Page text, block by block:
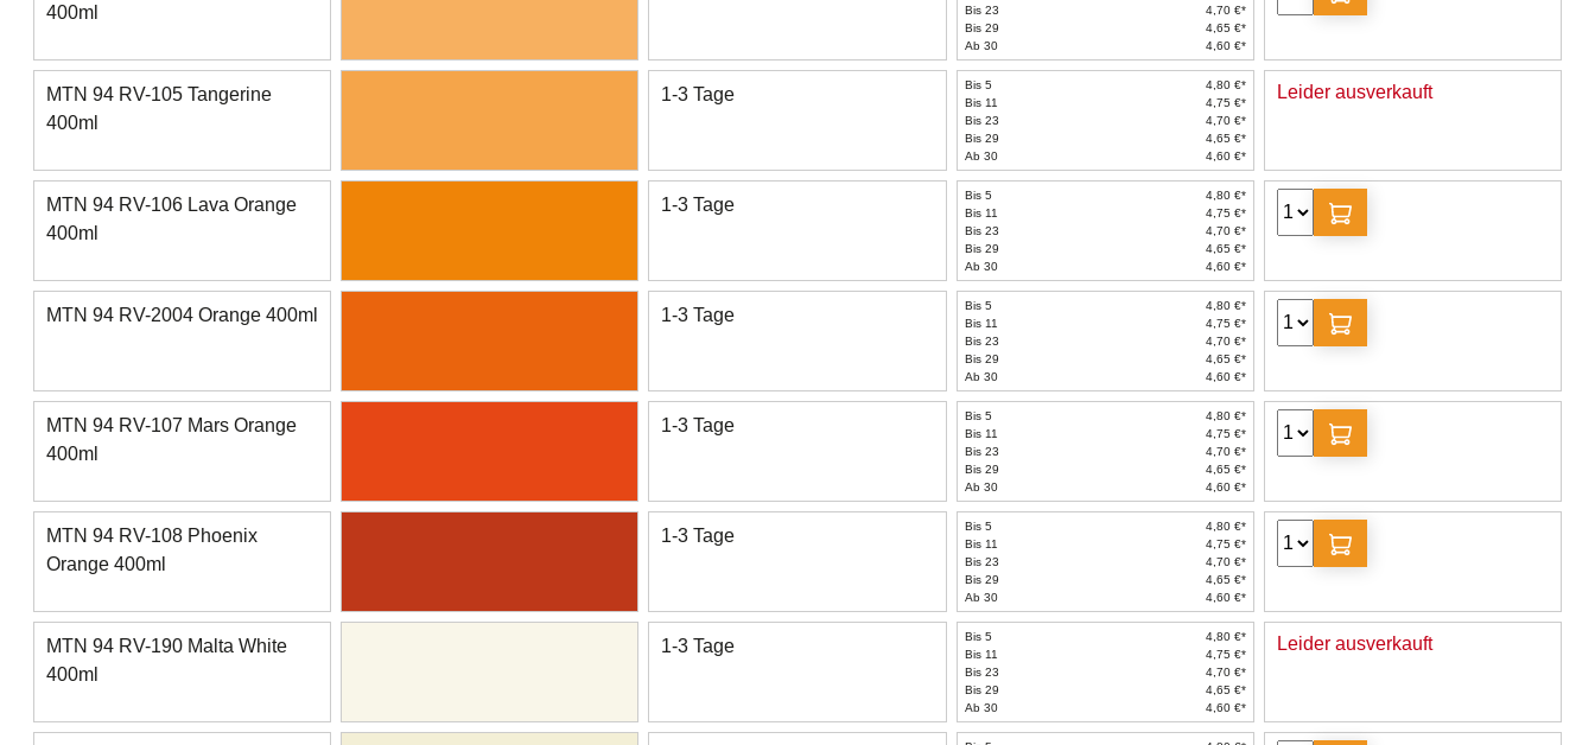
400ml
Bis 23
4,70 €*
Bis 29
4,65 €*
Ab 30
4,60 €*
MTN 94 RV-105 Tangerine
400ml
1-3 Tage Bis 5
4,80 €*
Bis 11
4,75 €*
Bis 23
4,70 €*
Bis 29
4,65 €*
Ab 30
4,60 €*
Leider ausverkauft
MTN 94 RV-106 Lava Orange
400ml
1-3 Tage Bis 5
4,80 €*
Bis 11
4,75 €*
Bis 23
4,70 €*
Bis 29
4,65 €*
Ab 30
4,60 €*
MTN 94 RV-2004 Orange 400ml 1-3 Tage Bis 5
4,80 €*
Bis 11
4,75 €*
Bis 23
4,70 €*
Bis 29
4,65 €*
Ab 30
4,60 €*
MTN 94 RV-107 Mars Orange
400ml
1-3 Tage Bis 5
4,80 €*
Bis 11
4,75 €*
Bis 23
4,70 €*
Bis 29
4,65 €*
Ab 30
4,60 €*
MTN 94 RV-108 Phoenix
Orange 400ml
1-3 Tage Bis 5
4,80 €*
Bis 11
4,75 €*
Bis 23
4,70 €*
Bis 29
4,65 €*
Ab 30
4,60 €*
MTN 94 RV-190 Malta White
400ml
1-3 Tage Bis 5
4,80 €*
Bis 11
4,75 €*
Bis 23
4,70 €*
Bis 29
4,65 €*
Ab 30
4,60 €*
Leider ausverkauft